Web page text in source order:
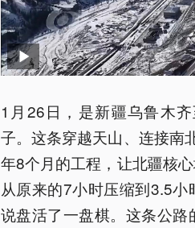
1月26日，是新疆乌鲁木
子。这条穿越天山、连接南
年8个月的工程，让北疆核
从原来的7小时压缩到3.5
说盘活了一盘棋。这条公